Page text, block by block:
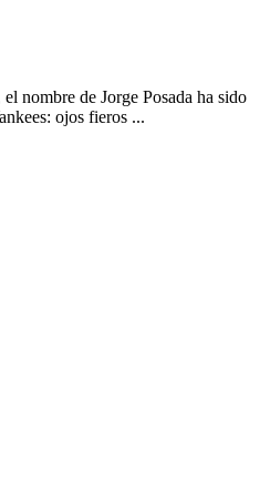
nombre de Jorge Posada ha sido
ojos fieros ...